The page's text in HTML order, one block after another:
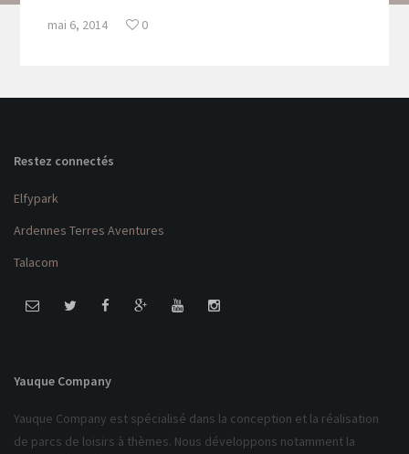
mai 6, 2014 0
Restez connectés
Elfypark
Ardennes Terres Aventures
Talacom
Yauque Company
Yauque Company est spécialisé dans la conception et la réalisation
de parcs de loisirs à thèmes. Nous développons notamment la